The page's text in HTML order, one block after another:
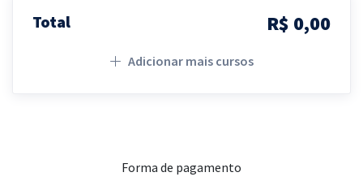
Total R$ 0,00
Adicionar mais cursos
Forma de pagamento